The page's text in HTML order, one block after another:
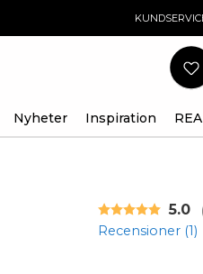
Nyheter Inspiration REA
5.0 (
Recensioner (1)